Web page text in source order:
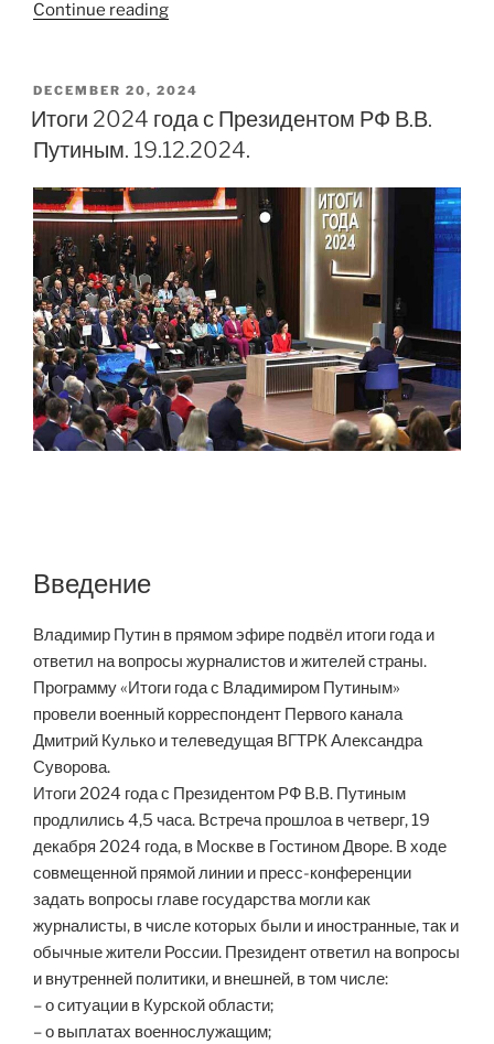
Continue reading“Президент
на
вопросы
журналистов.
POSTED
ON
DECEMBER 20, 2024
Итоги 2024 года с Президентом РФ В.В.
Путиным. 19.12.2024.
Введение
Владимир Путин в прямом эфире подвёл итоги года и
ответил на вопросы журналистов и жителей страны.
Программу «Итоги года с Владимиром Путиным»
провели военный корреспондент Первого канала
Дмитрий Кулько и телеведущая ВГТРК Александра
Суворова.
Итоги 2024 года с Президентом РФ В.В. Путиным
продлились 4,5 часа. Встреча прошлоа в четверг, 19
декабря 2024 года, в Москве в Гостином Дворе. В ходе
совмещенной прямой линии и пресс-конференции
задать вопросы главе государства могли как
журналисты, в числе которых были и иностранные, так и
обычные жители России. Президент ответил на вопросы
и внутренней политики, и внешней, в том числе:
– о ситуации в Курской области;
– о выплатах военнослужащим;